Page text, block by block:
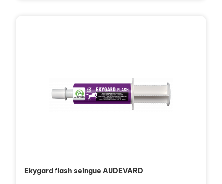
Ekygard flash seingue AUDEVARD